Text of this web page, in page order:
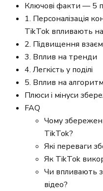
Ключові факти — 5
1. Персоналізація
TikTok впливають
2. Підвищення
3. Вплив на тренди
4. Легкість у поділі
5. Вплив на
Плюси і мінуси
FAQ
Чому
TikTok?
Які переваги
Як TikTok
Чи впливають
відео?